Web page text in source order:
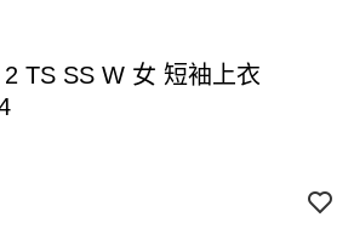
TS SS W 女 短袖上衣